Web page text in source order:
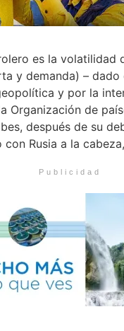
es la
y demanda) –
y por la
Organización de
después de su
Rusia a la
Publicidad